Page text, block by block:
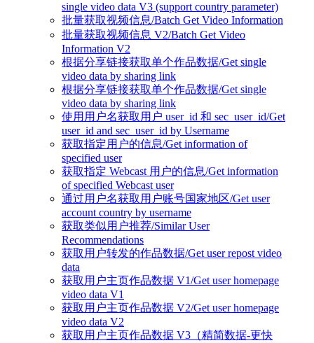
single video data V3 (support country parameter)
批量获取视频信息/Batch Get Video Information
批量获取视频信息 V2/Batch Get Video
Information V2
根据分享链接获取单个作品数据/Get single
video data by sharing link
根据分享链接获取单个作品数据/Get single
video data by sharing link
使用用户名获取用户 user_id 和 sec_user_id/Get
user_id and sec_user_id by Username
获取指定用户的信息/Get information of
specified user
获取指定 Webcast 用户的信息/Get information
of specified Webcast user
通过用户名获取用户账号国家地区/Get user
account country by username
获取类似用户推荐/Similar User
Recommendations
获取用户转发的作品数据/Get user repost video
data
获取用户主页作品数据 V1/Get user homepage
video data V1
获取用户主页作品数据 V2/Get user homepage
video data V2
获取用户主页作品数据 V3（精简数据-更快